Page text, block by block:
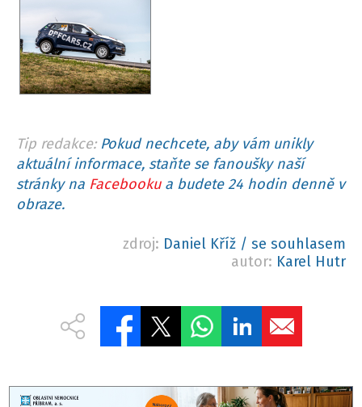
Tip redakce: Pokud nechcete, aby vám unikly
aktuální informace, staňte se fanoušky naší
stránky na Facebookua budete 24 hodin denně v
obraze.
zdroj: Daniel Kříž / se souhlasem
autor: Karel Hutr